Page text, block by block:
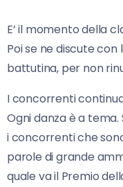
E’ il momento della
Poi se ne discute con
battutina, per non
I concorrenti
Ogni danza è a
i concorrenti che
parole di grande
quale va il Premio